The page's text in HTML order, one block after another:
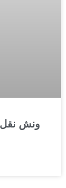
ونش نقل